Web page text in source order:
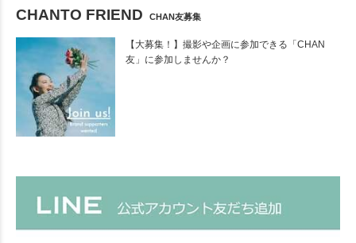
CHANTO FRIEND CHAN友募集
【大募集！】撮影や企画に参加できる「CHAN
友」に参加しませんか？